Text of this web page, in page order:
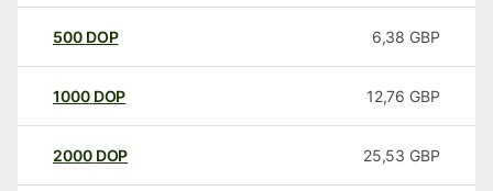
500 DOP 6,38 GBP
1000 DOP 12,76 GBP
2000 DOP 25,53 GBP